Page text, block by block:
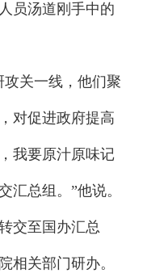
员汤道刚手中的
攻关一线，他们聚
对促进政府提高
我要原汁原味记
汇总组。”他说。
交至国办汇总
相关部门研办。